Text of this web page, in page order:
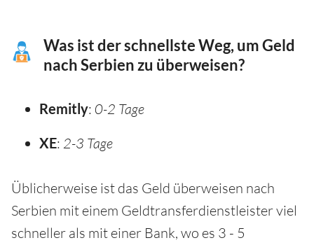
Was ist der schnellste Weg, um Geld
nach Serbien zu überweisen?
Remitly: 0-2 Tage
XE: 2-3 Tage
Üblicherweise ist das Geld überweisen nach
Serbien mit einem Geldtransferdienstleister viel
schneller als mit einer Bank, wo es 3 - 5